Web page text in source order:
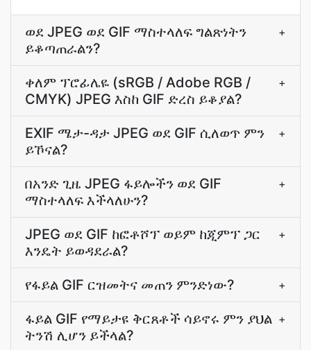
ወደ JPEG ወደ GIF ማስተላለፍ ግልጽነትን
ይቆጣጠራልን?
+
ቀለም ፕሮፊሌዬ (sRGB / Adobe RGB /
CMYK) JPEG እስከ GIF ድረስ ይቆያል?
+
EXIF ሜታ-ዳታ JPEG ወደ GIF ሲለወጥ ምን
ይኾናል?
+
በአንድ ጊዜ JPEG ፋይሎችን ወደ GIF
ማስተላለፍ እችላለሁን?
+
JPEG ወደ GIF ከፎቶሾፕ ወይም ከጂምፕ ጋር
እንዴት ይወዳደራል?
+
የፋይል GIF ርዝመትና መጠን ምንድነው? +
ፋይል GIF የማይታዩ ቅርጸቶች ሳይኖሩ ምን ያህል
ትንሽ ሊሆን ይችላል?
+